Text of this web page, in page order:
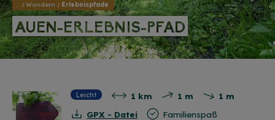
.. Wandern Erlebnispfade
AUEN-ERLEBNIS-PFAD
AUEN-ERLEBNIS-PFAD
Leicht 1 km 1 m
1 m
GPX - Datei
Familienspaß